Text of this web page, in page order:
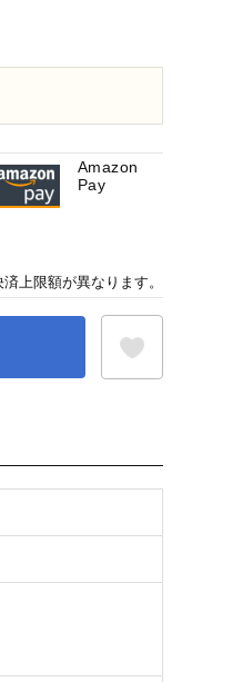
Amazon
Pay
上限額が異なります。